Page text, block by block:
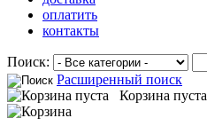
оплатить
контакты
Поиск:
Расширенный поиск
Корзина пуста